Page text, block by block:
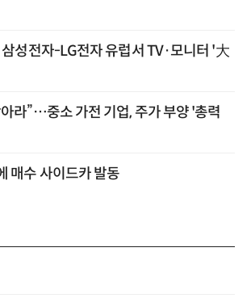
성전자-LG전자 유럽서 TV·모니터 '大
라”…중소 가전 기업, 주가 부양 '총력
매수 사이드카 발동